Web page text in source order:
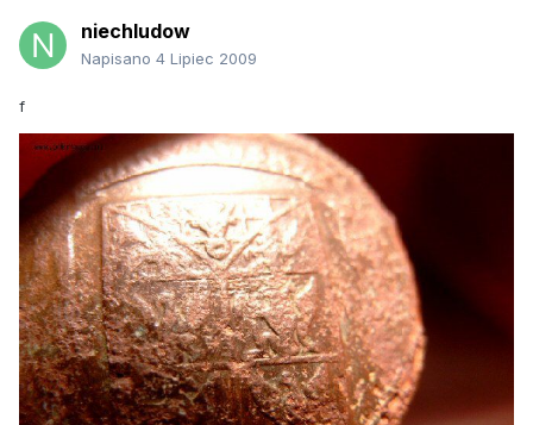
niechludow
Napisano 4 Lipiec 2009
f